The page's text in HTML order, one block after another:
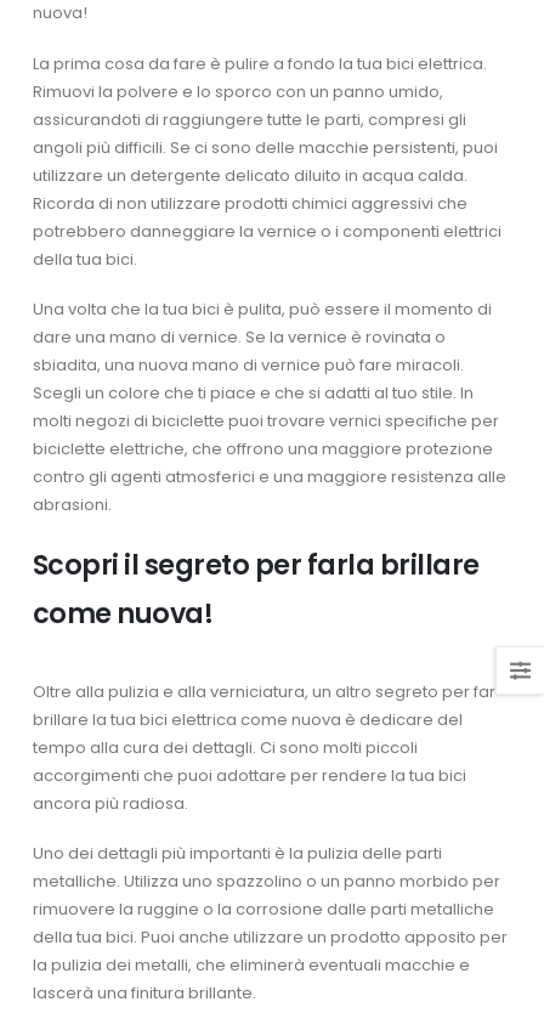
nuova!
La prima cosa da fare è pulire a fondo la tua bici elettrica.
Rimuovi la polvere e lo sporco con un panno umido,
assicurandoti di raggiungere tutte le parti, compresi gli
angoli più difficili. Se ci sono delle macchie persistenti, puoi
utilizzare un detergente delicato diluito in acqua calda.
Ricorda di non utilizzare prodotti chimici aggressivi che
potrebbero danneggiare la vernice o i componenti elettrici
della tua bici.
Una volta che la tua bici è pulita, può essere il momento di
dare una mano di vernice. Se la vernice è rovinata o
sbiadita, una nuova mano di vernice può fare miracoli.
Scegli un colore che ti piace e che si adatti al tuo stile. In
molti negozi di biciclette puoi trovare vernici specifiche per
biciclette elettriche, che offrono una maggiore protezione
contro gli agenti atmosferici e una maggiore resistenza alle
abrasioni.
Scopri il segreto per farla brillare
come nuova!
Oltre alla pulizia e alla verniciatura, un altro segreto per far
brillare la tua bici elettrica come nuova è dedicare del
tempo alla cura dei dettagli. Ci sono molti piccoli
accorgimenti che puoi adottare per rendere la tua bici
ancora più radiosa.
Uno dei dettagli più importanti è la pulizia delle parti
metalliche. Utilizza uno spazzolino o un panno morbido per
rimuovere la ruggine o la corrosione dalle parti metalliche
della tua bici. Puoi anche utilizzare un prodotto apposito per
la pulizia dei metalli, che eliminerà eventuali macchie e
lascerà una finitura brillante.